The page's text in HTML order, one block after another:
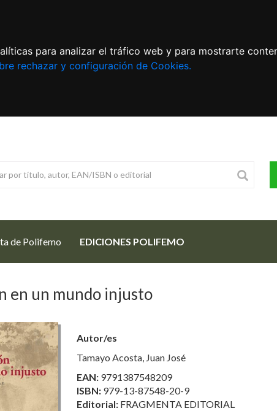
para analizar el tráfico web y para mostrarte
rechazar y configuración de Cookies.
de Polifemo EDICIONES POLIFEMO
en un mundo injusto
Autor/es
Tamayo Acosta, Juan José
EAN: 9791387548209
ISBN: 979-13-87548-20-9
Editorial: FRAGMENTA EDITORIAL